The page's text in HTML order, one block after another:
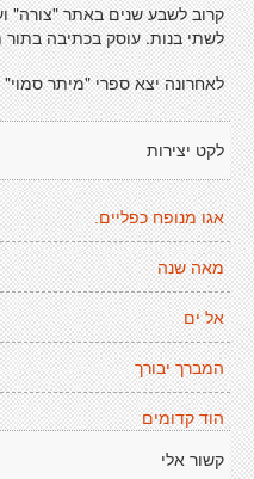
קרוב לשבע שנים באתר "צורה"
לשתי בנות. עוסק בכתיבה בתור
לאחרונה יצא ספרי "מיתר סמוי"
לקט יצירות
אגו מנופח כפליים.
מאה שנה
אל ים
המברך יבורך
הוד קדומים
קשור אלי